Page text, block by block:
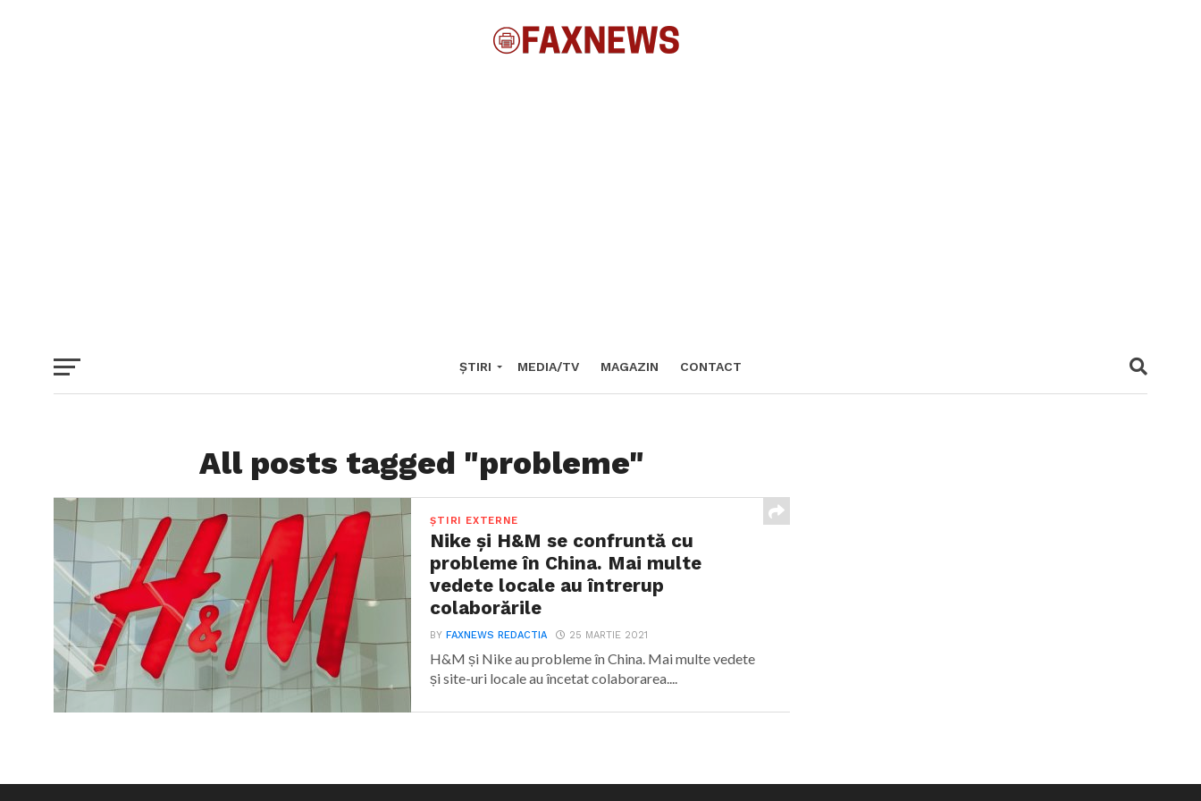
ȘTIRI MEDIA/TV MAGAZIN CONTACT
All posts tagged "probleme"
ȘTIRI EXTERNE
Nike și H&M se confruntă cu
probleme în China. Mai multe
vedete locale au întrerup
colaborările
BYFAXNEWS REDACTIA 25 MARTIE 2021
H&M și Nike au probleme în China. Mai multe vedete
și site-uri locale au încetat colaborarea....